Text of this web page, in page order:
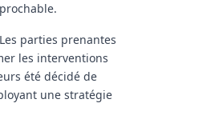
parties prenantes
les interventions
été décidé de
une stratégie